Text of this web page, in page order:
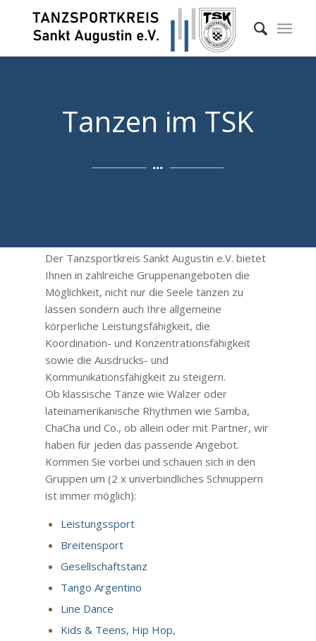
Tanzen im TSK
Der Tanzsportkreis Sankt Augustin e.V. bietet
Ihnen in zahlreiche Gruppenangeboten die
Möglichkeit, nicht nur die Seele tanzen zu
lassen sondern auch Ihre allgemeine
körperliche Leistungsfähigkeit, die
Koordination- und Konzentrationsfähigkeit
sowie die Ausdrucks- und
Kommunikationsfähigkeit zu steigern.
Ob klassische Tänze wie Walzer oder
lateinamerikanische Rhythmen wie Samba,
ChaCha und Co., ob allein oder mit Partner, wir
haben für jeden das passende Angebot.
Kommen Sie vorbei und schauen sich in den
Gruppen um (2 x unverbindliches Schnuppern
ist immer möglich):
Leistungssport
Breitensport
Gesellschaftstanz
Tango Argentino
Line Dance
Kids & Teens, Hip Hop,